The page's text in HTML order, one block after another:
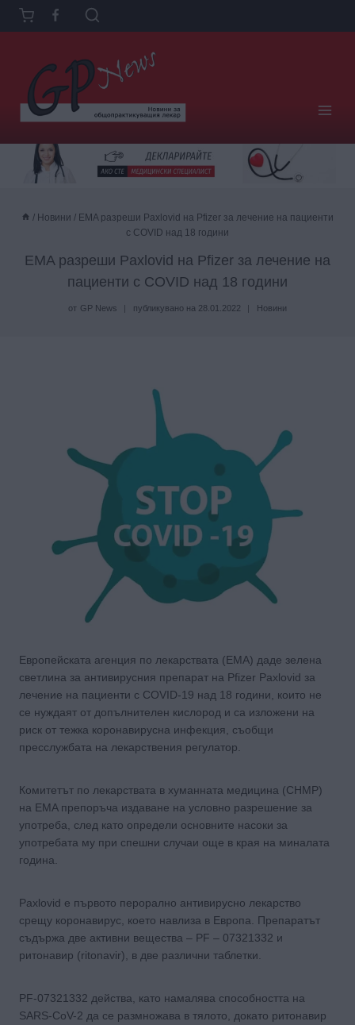
Към
съдържанието
/ Новини / ЕMA разреши Paxlovid на Pfizer за лечение на пациенти
с COVID над 18 години
ЕMA разреши Paxlovid на Pfizer за лечение на
пациенти с COVID над 18 години
от GP News публикувано на 28.01.2022 Новини
Европейската агенция по лекарствата (EMA) даде зелена
светлина за антивирусния препарат на Pfizer Paxlovid за
лечение на пациенти с COVID-19 над 18 години, които не
се нуждаят от допълнителен кислород и са изложени на
риск от тежка коронавирусна инфекция, съобщи
пресслужбата на лекарствения регулатор.
Комитетът по лекарствата в хуманната медицина (CHMP)
на EMA препоръча издаване на условно разрешение за
употреба, след като определи основните насоки за
употребата му при спешни случаи още в края на миналата
година.
Paxlovid е първото перорално антивирусно лекарство
срещу коронавирус, което навлиза в Европа. Препаратът
съдържа две активни вещества – PF – 07321332 и
ритонавир (ritonavir), в две различни таблетки.
PF-07321332 действа, като намалява способността на
SARS-CoV-2 да се размножава в тялото, докато ритонавир